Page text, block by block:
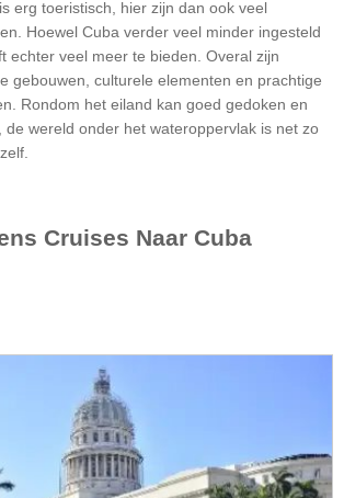
erg toeristisch, hier zijn dan ook veel
Hoewel Cuba verder veel minder ingesteld
echter veel meer te bieden. Overal zijn
gebouwen, culturele elementen en prachtige
Rondom het eiland kan goed gedoken en
de wereld onder het wateroppervlak is net zo
Cruises Naar Cuba